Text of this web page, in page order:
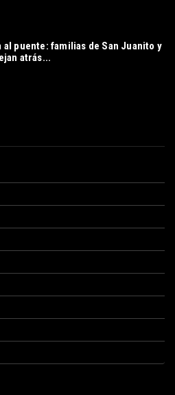
al puente: familias de San Juanito y
atrás...